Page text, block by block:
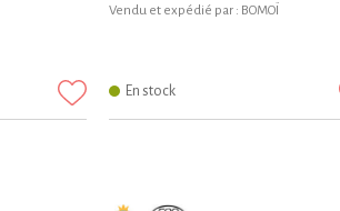
Vendu et expédié par : BOMOÏ
En stock